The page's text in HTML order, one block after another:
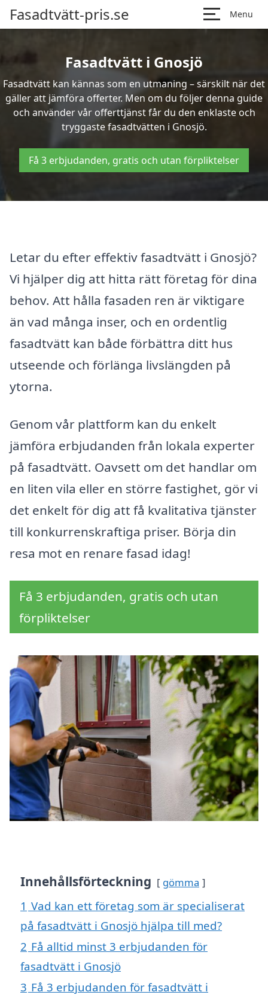
Fasadtvätt-pris.se Menu
Fasadtvätt i Gnosjö
Fasadtvätt kan kännas som en utmaning – särskilt när det
gäller att jämföra offerter. Men om du följer denna guide
och använder vår offerttjänst får du den enklaste och
tryggaste fasadtvätten i Gnosjö.
Få 3 erbjudanden, gratis och utan förpliktelser
Letar du efter effektiv fasadtvätt i Gnosjö?
Vi hjälper dig att hitta rätt företag för dina
behov. Att hålla fasaden ren är viktigare
än vad många inser, och en ordentlig
fasadtvätt kan både förbättra ditt hus
utseende och förlänga livslängden på
ytorna.
Genom vår plattform kan du enkelt
jämföra erbjudanden från lokala experter
på fasadtvätt. Oavsett om det handlar om
en liten vila eller en större fastighet, gör vi
det enkelt för dig att få kvalitativa tjänster
till konkurrenskraftiga priser. Börja din
resa mot en renare fasad idag!
Få 3 erbjudanden, gratis och utan
förpliktelser
Innehållsförteckning gömma
1 Vad kan ett företag som är specialiserat
på fasadtvätt i Gnosjö hjälpa till med?
2 Få alltid minst 3 erbjudanden för
fasadtvätt i Gnosjö
3 Få 3 erbjudanden för fasadtvätt i